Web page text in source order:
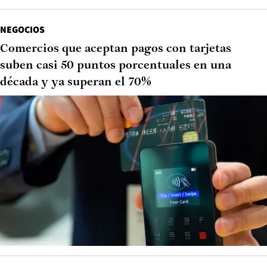
NEGOCIOS
Comercios que aceptan pagos con tarjetas
suben casi 50 puntos porcentuales en una
década y ya superan el 70%